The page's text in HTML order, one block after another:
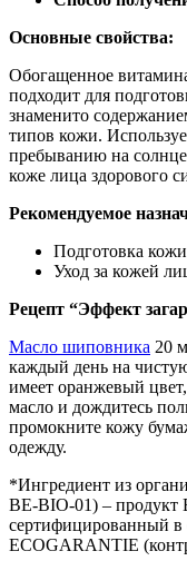
Основные свойства:
Обогащенное
подходит для
знаменито
типов кожи.
пребыванию на солнце
коже лица здорового
Рекомендуемое
Подготовка кожи
Уход за кожей
Рецепт “Эффект
Масло шиповника 20
каждый день на
имеет оранжевый
масло и дождитесь
промокните кожу
одежду.
*Ингредиент из
BE-BIO-01) –
сертифицированный в
ECOGARANTIE